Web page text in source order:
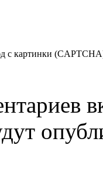
с картинки